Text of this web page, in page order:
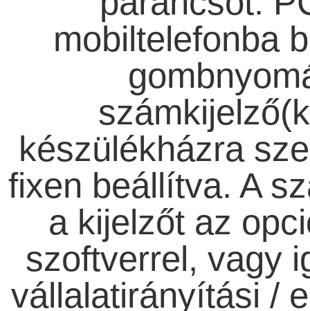
mobiltelefonba
készülékházra
fixen beállítva. A
a kijelzőt az
szoftverrel, vagy
vállalatirányítási /